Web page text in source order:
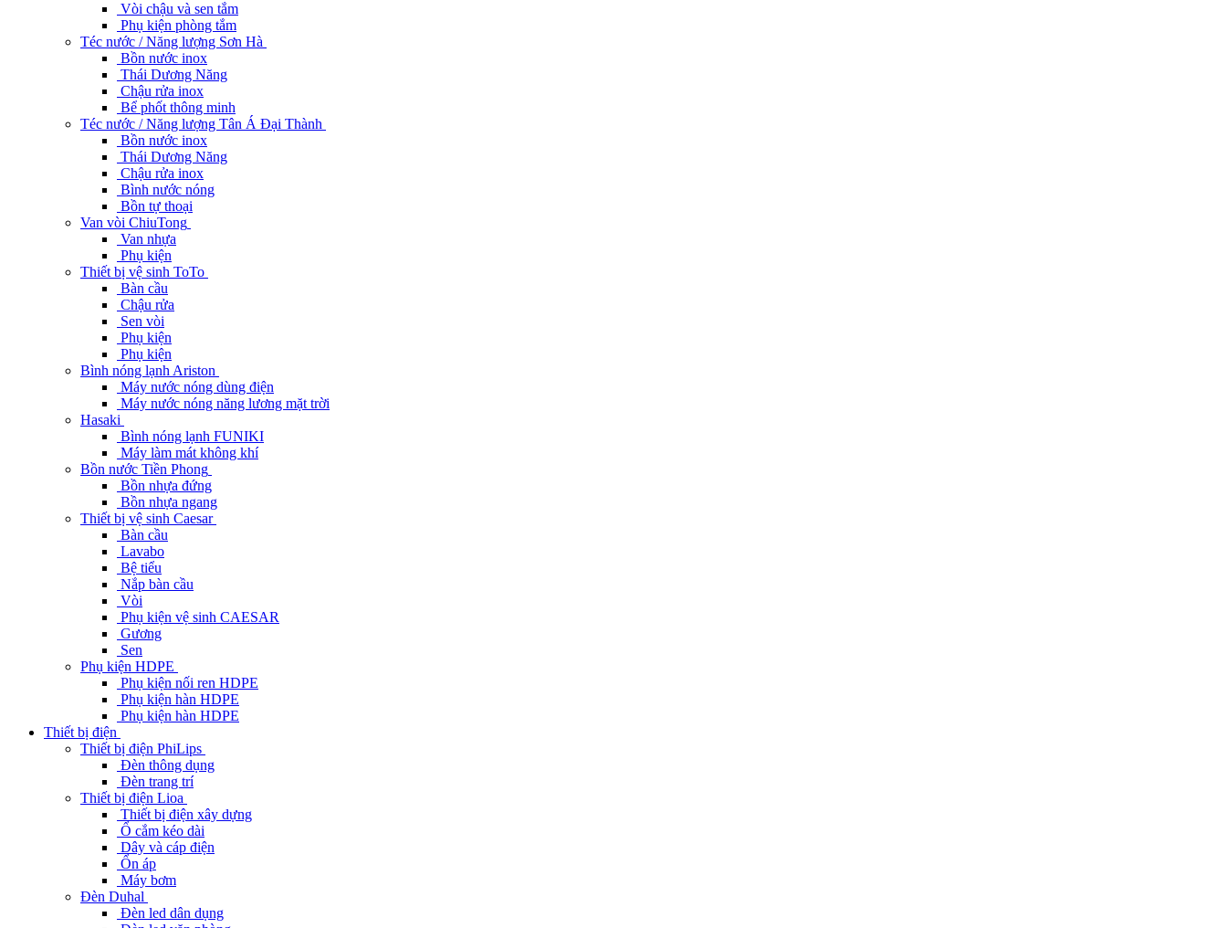
Vòi chậu và sen tắm
Phụ kiện phòng tắm
Téc nước / Năng lượng Sơn Hà
Bồn nước inox
Thái Dương Năng
Chậu rửa inox
Bể phốt thông minh
Téc nước / Năng lượng Tân Á Đại Thành
Bồn nước inox
Thái Dương Năng
Chậu rửa inox
Bình nước nóng
Bồn tự thoại
Van vòi ChiuTong
Van nhựa
Phụ kiện
Thiết bị vệ sinh ToTo
Bàn cầu
Chậu rửa
Sen vòi
Phụ kiện
Phụ kiện
Bình nóng lạnh Ariston
Máy nước nóng dùng điện
Máy nước nóng năng lương mặt trời
Hasaki
Bình nóng lạnh FUNIKI
Máy làm mát không khí
Bồn nước Tiền Phong
Bồn nhựa đứng
Bồn nhựa ngang
Thiết bị vệ sinh Caesar
Bàn cầu
Lavabo
Bệ tiểu
Nắp bàn cầu
Vòi
Phụ kiện vệ sinh CAESAR
Gương
Sen
Phụ kiện HDPE
Phụ kiện nối ren HDPE
Phụ kiện hàn HDPE
Phụ kiện hàn HDPE
Thiết bị điện
Thiết bị điện PhiLips
Đèn thông dụng
Đèn trang trí
Thiết bị điện Lioa
Thiết bị điện xây dựng
Ổ cắm kéo dài
Dây và cáp điện
Ổn áp
Máy bơm
Đèn Duhal
Đèn led dân dụng